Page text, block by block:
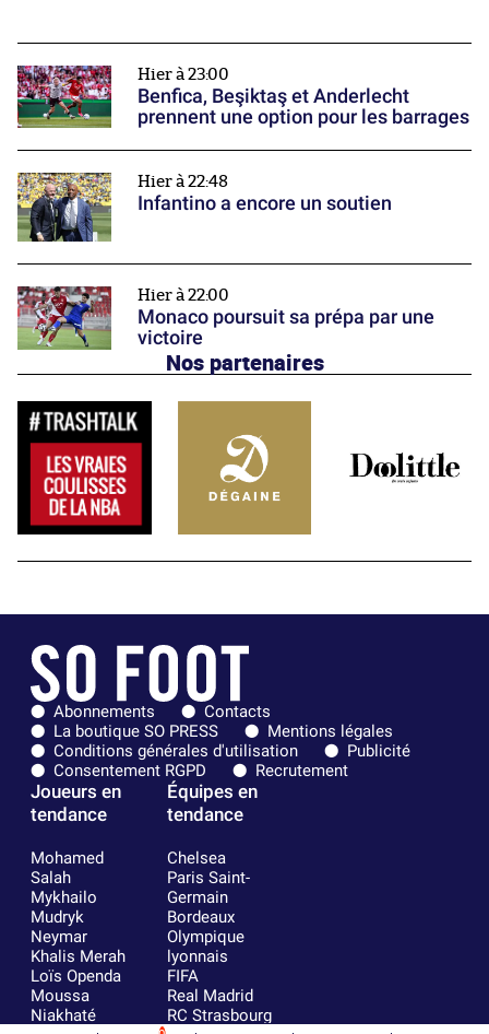
Hier à 23:00
Benfica, Beşiktaş et Anderlecht
prennent une option pour les barrages
Hier à 22:48
Infantino a encore un soutien
Hier à 22:00
Monaco poursuit sa prépa par une
victoire
Nos partenaires
Abonnements
Contacts
La boutique SO PRESS
Mentions légales
Conditions générales d'utilisation
Publicité
Consentement RGPD
Recrutement
Joueurs en
tendance
Mohamed
Salah
Mykhailo
Mudryk
Neymar
Khalis Merah
Loïs Openda
Moussa
Niakhaté
Équipes en
tendance
Chelsea
Paris Saint-
Germain
Bordeaux
Olympique
lyonnais
FIFA
Real Madrid
RC Strasbourg